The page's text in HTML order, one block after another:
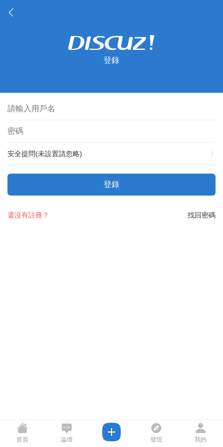
登錄
安全提問(未設置請忽略)
登錄
找回密碼
還沒有註冊？
首頁 論壇 發現 我的